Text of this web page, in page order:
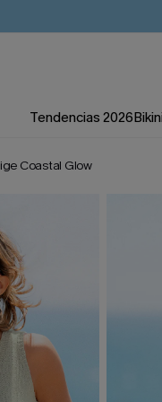
Tendencias 2026
Coastal Glow